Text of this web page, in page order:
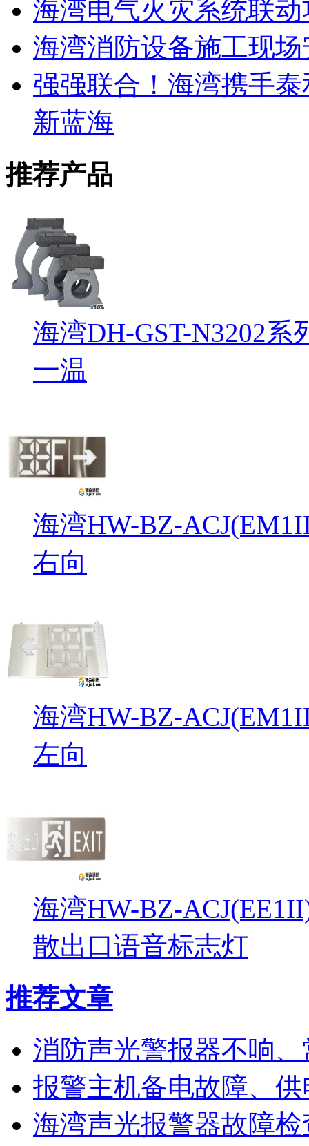
海湾电气火灾系统联
海湾消防设备施工现
强强联合！海湾携手
新蓝海
推荐产品
海湾DH-GST-N3202
一温
海湾HW-BZ-
右向
海湾HW-BZ-
左向
海湾HW-BZ-
散出口语音标志灯
推荐文章
消防声光警报器不响
报警主机备电故障、
海湾声光报警器故障